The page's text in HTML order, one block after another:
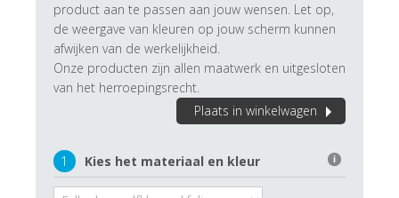
product aan te passen aan jouw wensen. Let op,
de weergave van kleuren op jouw scherm kunnen
afwijken van de werkelijkheid.
Onze producten zijn allen maatwerk en uitgesloten
van het herroepingsrecht.
Plaats in winkelwagen
1 Kies het materiaal en kleur i